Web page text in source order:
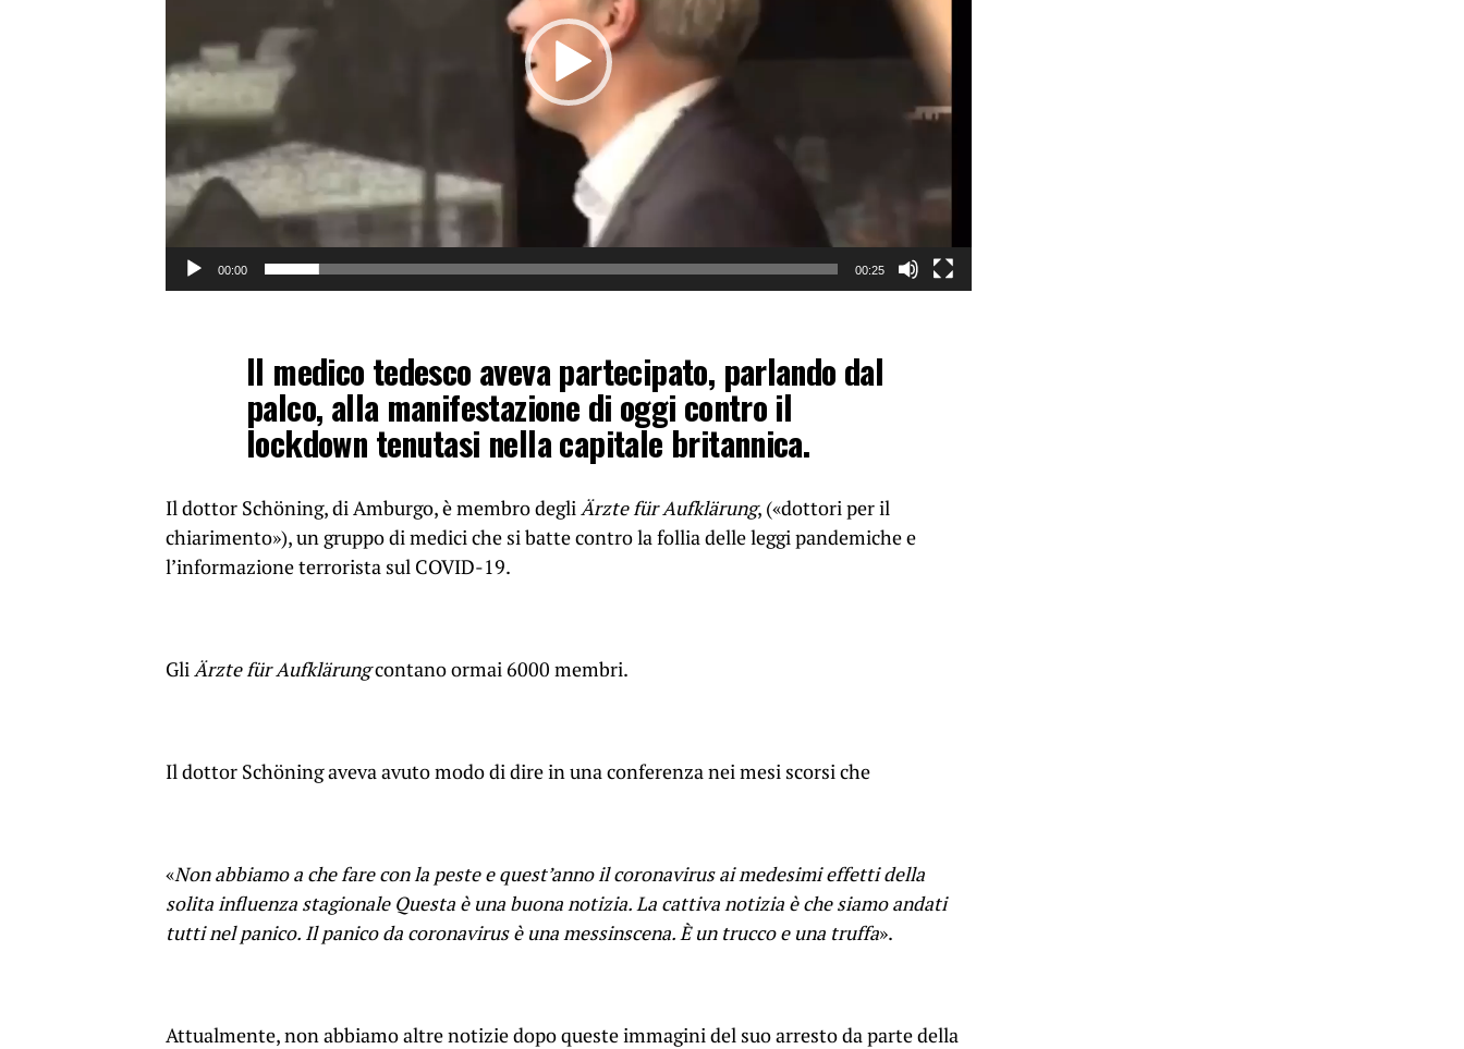
00:00 00:25
Il medico tedesco aveva partecipato, parlando dal
palco, alla manifestazione di oggi contro il
lockdown tenutasi nella capitale britannica.
Il dottor Schöning, di Amburgo, è membro degliÄrzte für Aufklärung, («dottori per il
chiarimento»), un gruppo di medici che si batte contro la follia delle leggi pandemiche e
l’informazione terrorista sul COVID-19.
GliÄrzte für Aufklärungcontano ormai 6000 membri.
Il dottor Schöning aveva avuto modo di dire in una conferenza nei mesi scorsi che
«Non abbiamo a che fare con la peste e quest’anno il coronavirus ai medesimi effetti della
solita influenza stagionale Questa è una buona notizia. La cattiva notizia è che siamo andati
tutti nel panico. Il panico da coronavirus è una messinscena. È un trucco e una truffa».
Attualmente, non abbiamo altre notizie dopo queste immagini del suo arresto da parte della